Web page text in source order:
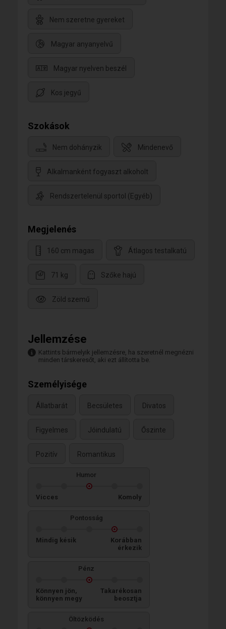
Nem szeretne gyereket
Magyar anyanyelvű
Magyar nyelven beszél
Kos jegyű
Szokások
Nem dohányzik Mindenevő
Alkalmanként fogyaszt alkoholt
Rendszertelenül sportol (Egyéb)
Megjelenés
160 cm magas Átlagos testalkatú
71 kg Szőke hajú
Zöld szemű
Jellemzése
Kattints bármelyik jellemzésre, ha szeretnél megnézni
minden társkeresőt, aki ezt állította be.
Személyisége
Állatbarát Becsületes Divatos
Figyelmes Jóindulatú Őszinte
Pozitív Romantikus
Humor
Vicces Komoly
Pontosság
Mindig késik
Korábban
érkezik
Pénz
Könnyen jön,
könnyen megy
Takarékosan
beosztja
Öltözködés